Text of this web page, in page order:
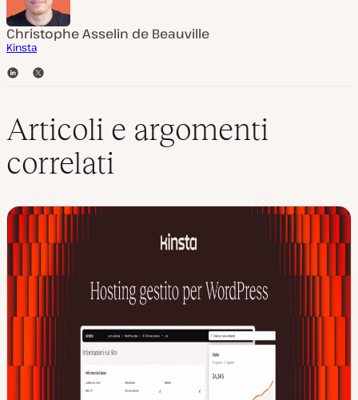
Christophe Asselin de Beauville
Kinsta
L
e
I
n
T
t
r
Articoli e argomenti
correlati